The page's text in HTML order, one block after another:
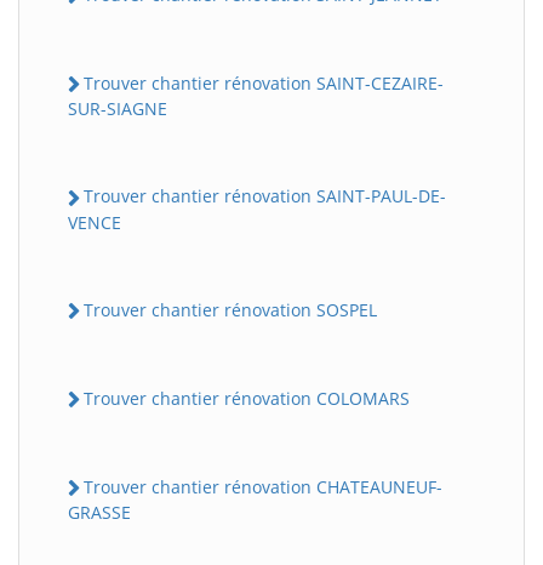
Trouver chantier rénovation SAINT-CEZAIRE-
SUR-SIAGNE
Trouver chantier rénovation SAINT-PAUL-DE-
VENCE
Trouver chantier rénovation SOSPEL
Trouver chantier rénovation COLOMARS
Trouver chantier rénovation CHATEAUNEUF-
GRASSE